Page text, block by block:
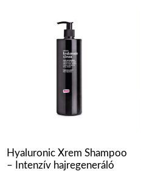
Hyaluronic Xrem Shampoo
– Intenzív hajregeneráló